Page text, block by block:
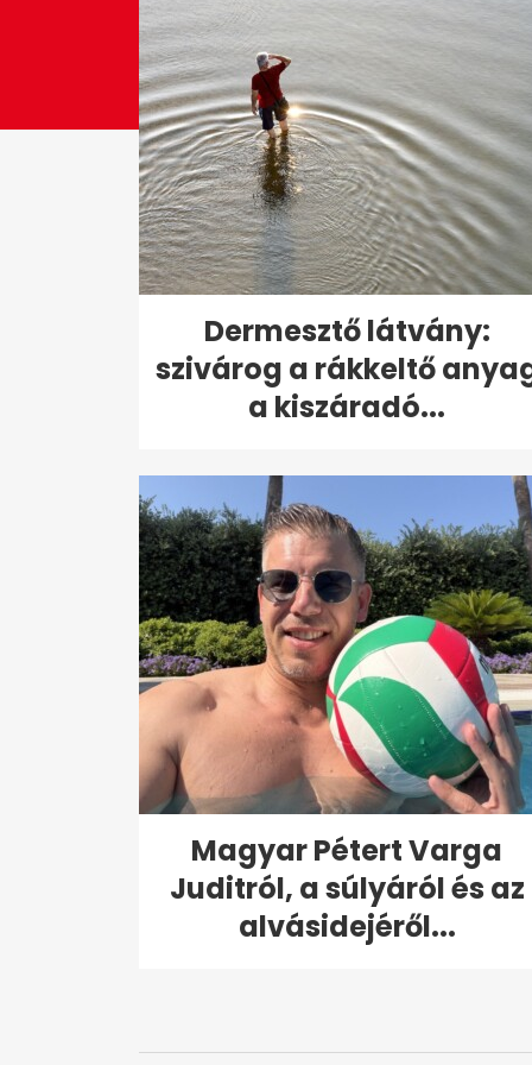
Dermesztő látvány:
szivárog a rákkeltő
a kiszáradó...
Magyar Pétert Varga
Juditról, a súlyáról és az
alvásidejéről...